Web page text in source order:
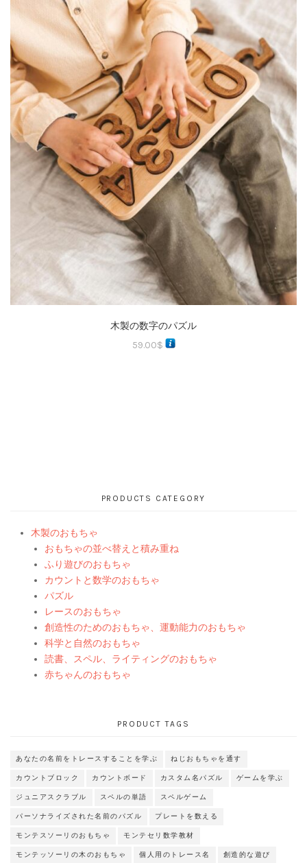
木製の数字のパズル
59.00$
PRODUCTS CATEGORY
木製のおもちゃ
おもちゃの並べ替えと積み重ね
ふり遊びのおもちゃ
カウントと数学のおもちゃ
パズル
レースのおもちゃ
創造性のためのおもちゃ、運動能力のおもちゃ
科学と自然のおもちゃ
読書、スペル、ライティングのおもちゃ
赤ちゃんのおもちゃ
PRODUCT TAGS
あなたの名前をトレースすることを学ぶ ねじおもちゃを通す
カウントブロック カウントボード カスタム名パズル ゲームを学ぶ
ジュニアスクラブル スペルの単語 スペルゲーム
パーソナライズされた名前のパズル プレートを数える
モンテスソーリのおもちゃ モンテセリ数学教材
モンテッソーリの木のおもちゃ 個人用のトレース名 創造的な遊び